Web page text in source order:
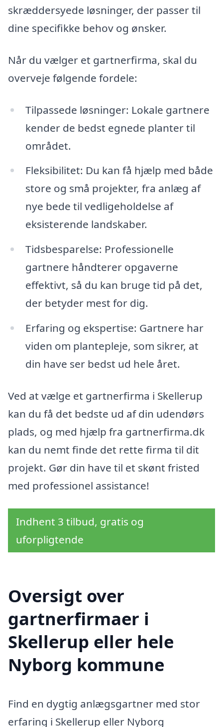
skræddersyede løsninger, der passer til
dine specifikke behov og ønsker.
Når du vælger et gartnerfirma, skal du
overveje følgende fordele:
Tilpassede løsninger: Lokale gartnere
kender de bedst egnede planter til
området.
Fleksibilitet: Du kan få hjælp med både
store og små projekter, fra anlæg af
nye bede til vedligeholdelse af
eksisterende landskaber.
Tidsbesparelse: Professionelle
gartnere håndterer opgaverne
effektivt, så du kan bruge tid på det,
der betyder mest for dig.
Erfaring og ekspertise: Gartnere har
viden om plantepleje, som sikrer, at
din have ser bedst ud hele året.
Ved at vælge et gartnerfirma i Skellerup
kan du få det bedste ud af din udendørs
plads, og med hjælp fra gartnerfirma.dk
kan du nemt finde det rette firma til dit
projekt. Gør din have til et skønt fristed
med professionel assistance!
Indhent 3 tilbud, gratis og
uforpligtende
Oversigt over
gartnerfirmaer i
Skellerup eller hele
Nyborg kommune
Find en dygtig anlægsgartner med stor
erfaring i Skellerup eller Nyborg